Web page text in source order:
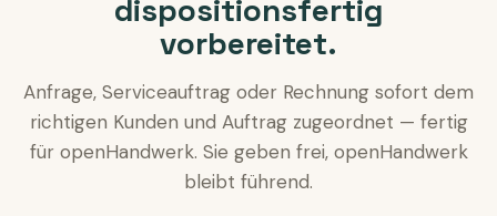
dispositionsfertig
vorbereitet.
Anfrage, Serviceauftrag oder Rechnung sofort dem
richtigen Kunden und Auftrag zugeordnet — fertig
für openHandwerk. Sie geben frei, openHandwerk
bleibt führend.